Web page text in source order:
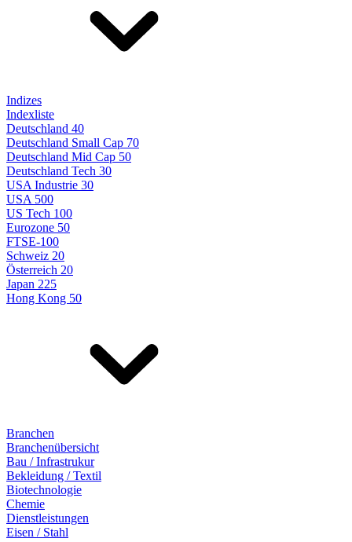
Indizes
Indexliste
Deutschland 40
Deutschland Small Cap 70
Deutschland Mid Cap 50
Deutschland Tech 30
USA Industrie 30
USA 500
US Tech 100
Eurozone 50
FTSE-100
Schweiz 20
Österreich 20
Japan 225
Hong Kong 50
Branchen
Branchenübersicht
Bau / Infrastrukur
Bekleidung / Textil
Biotechnologie
Chemie
Dienstleistungen
Eisen / Stahl